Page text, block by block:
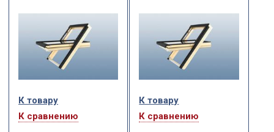
открывания. Благодаря
системе безопасности
FAKRO topSafe окна для
крыши соответствуют
самым строгим
Европейским нормам
безопасности (Европейский
стандарт EN 13049) и
самых безопасных на
Российском рынке,
согласно проведённым
К товару
К сравнению
открывания. Благодаря
системе безопасности
FAKRO topSafe окна для
крыши соответствуют
самым строгим
Европейским нормам
безопасности (Европейский
стандарт EN 13049) и
самых безопасных на
Российском рынке,
согласно проведённым
К товару
К сравнению